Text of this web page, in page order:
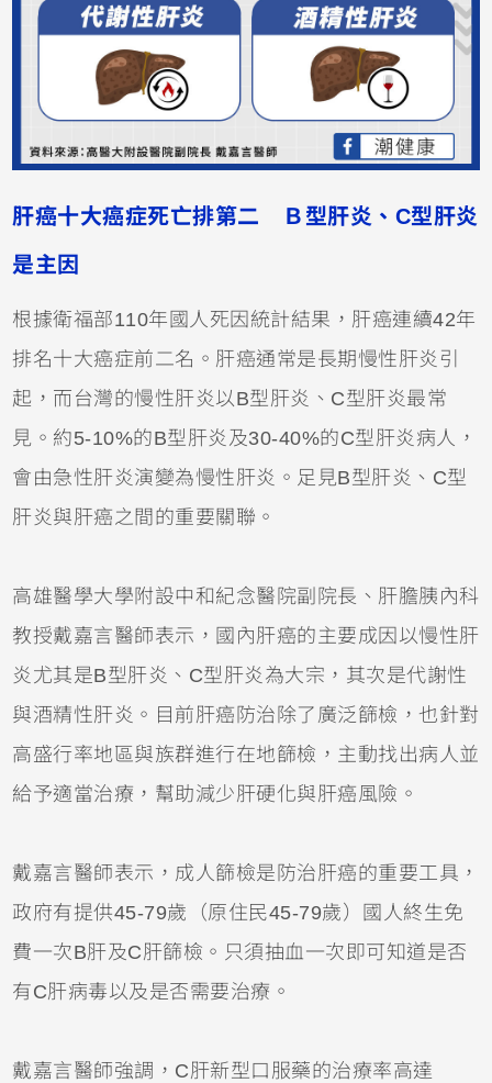
肝癌十大癌症死亡排第二 Ｂ型肝炎、C型肝炎
是主因
根據衛福部110年國人死因統計結果，肝癌連續42年
排名十大癌症前二名。肝癌通常是長期慢性肝炎引
起，而台灣的慢性肝炎以B型肝炎、C型肝炎最常
見。約5-10%的B型肝炎及30-40%的C型肝炎病人，
會由急性肝炎演變為慢性肝炎。足見B型肝炎、C型
肝炎與肝癌之間的重要關聯。
高雄醫學大學附設中和紀念醫院副院長、肝膽胰內科
教授戴嘉言醫師表示，國內肝癌的主要成因以慢性肝
炎尤其是B型肝炎、C型肝炎為大宗，其次是代謝性
與酒精性肝炎。目前肝癌防治除了廣泛篩檢，也針對
高盛行率地區與族群進行在地篩檢，主動找出病人並
給予適當治療，幫助減少肝硬化與肝癌風險。
戴嘉言醫師表示，成人篩檢是防治肝癌的重要工具，
政府有提供45-79歲（原住民45-79歲）國人終生免
費一次B肝及C肝篩檢。只須抽血一次即可知道是否
有C肝病毒以及是否需要治療。
戴嘉言醫師強調，C肝新型口服藥的治療率高達